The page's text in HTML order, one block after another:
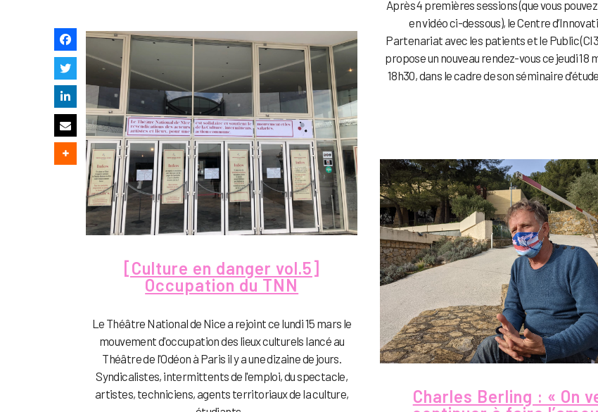
Après 4 premières sessions (que vous
en vidéo ci-dessous), le Centre
Partenariat avec les patients et le Public
propose un nouveau rendez-vous ce jeudi 18
18h30, dans le cadre de son séminaire
[Culture en danger vol.5]
Occupation du TNN
Le Théâtre National de Nice a rejoint ce lundi 15 mars le
mouvement d'occupation des lieux culturels lancé au
Théâtre de l'Odéon à Paris il y a une dizaine de jours.
Syndicalistes, intermittents de l'emploi, du spectacle,
artistes, techniciens, agents territoriaux de la culture,
Charles Berling : « On